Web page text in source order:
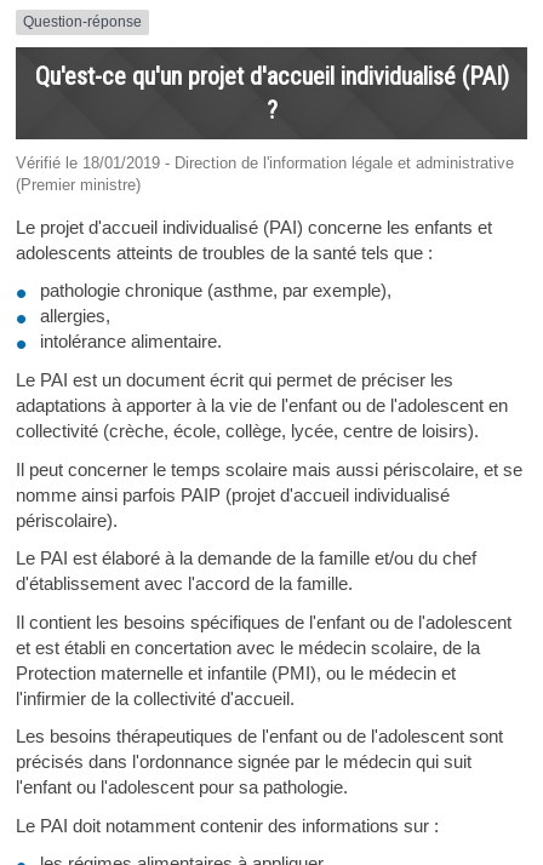
Question-réponse
Qu'est-ce qu'un projet d'accueil individualisé (PAI)
?
Vérifié le 18/01/2019 - Direction de l'information légale et administrative
(Premier ministre)
Le projet d'accueil individualisé (PAI) concerne les enfants et
adolescents atteints de troubles de la santé tels que :
pathologie chronique (asthme, par exemple),
allergies,
intolérance alimentaire.
Le PAI est un document écrit qui permet de préciser les
adaptations à apporter à la vie de l'enfant ou de l'adolescent en
collectivité (crèche, école, collège, lycée, centre de loisirs).
Il peut concerner le temps scolaire mais aussi périscolaire, et se
nomme ainsi parfois PAIP (projet d'accueil individualisé
périscolaire).
Le PAI est élaboré à la demande de la famille et/ou du chef
d'établissement avec l'accord de la famille.
Il contient les besoins spécifiques de l'enfant ou de l'adolescent
et est établi en concertation avec le médecin scolaire, de la
Protection maternelle et infantile (PMI), ou le médecin et
l'infirmier de la collectivité d'accueil.
Les besoins thérapeutiques de l'enfant ou de l'adolescent sont
précisés dans l'ordonnance signée par le médecin qui suit
l'enfant ou l'adolescent pour sa pathologie.
Le PAI doit notamment contenir des informations sur :